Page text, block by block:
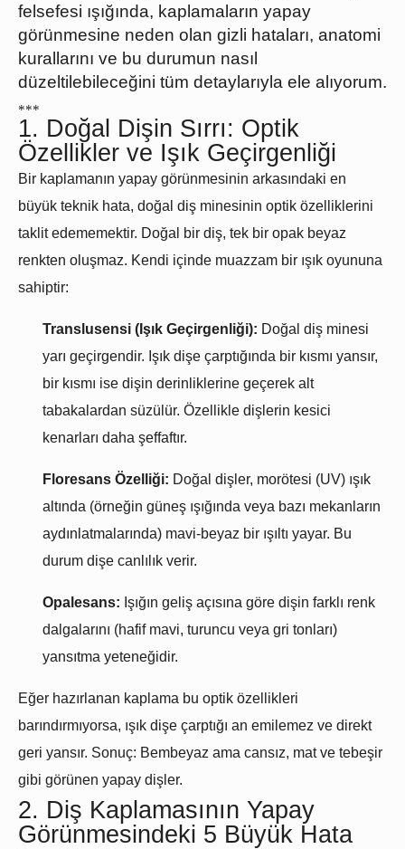
felsefesi ışığında, kaplamaların yapay
görünmesine neden olan gizli hataları, anatomi
kurallarını ve bu durumun nasıl
düzeltilebileceğini tüm detaylarıyla ele alıyorum.
***
1. Doğal Dişin Sırrı: Optik
Özellikler ve Işık Geçirgenliği
Bir kaplamanın yapay görünmesinin arkasındaki en
büyük teknik hata, doğal diş minesinin optik özelliklerini
taklit edememektir. Doğal bir diş, tek bir opak beyaz
renkten oluşmaz. Kendi içinde muazzam bir ışık oyununa
sahiptir:
Translusensi (Işık Geçirgenliği): Doğal diş minesi
yarı geçirgendir. Işık dişe çarptığında bir kısmı yansır,
bir kısmı ise dişin derinliklerine geçerek alt
tabakalardan süzülür. Özellikle dişlerin kesici
kenarları daha şeffaftır.
Floresans Özelliği: Doğal dişler, morötesi (UV) ışık
altında (örneğin güneş ışığında veya bazı mekanların
aydınlatmalarında) mavi-beyaz bir ışıltı yayar. Bu
durum dişe canlılık verir.
Opalesans: Işığın geliş açısına göre dişin farklı renk
dalgalarını (hafif mavi, turuncu veya gri tonları)
yansıtma yeteneğidir.
Eğer hazırlanan kaplama bu optik özellikleri
barındırmıyorsa, ışık dişe çarptığı an emilemez ve direkt
geri yansır. Sonuç: Bembeyaz ama cansız, mat ve tebeşir
gibi görünen yapay dişler.
2. Diş Kaplamasının Yapay
Görünmesindeki 5 Büyük Hata